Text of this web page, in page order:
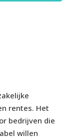
rentes. Het
bedrijven die
willen